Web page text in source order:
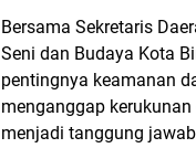
Bersama Sekretaris
Seni dan Budaya Kota
pentingnya keamanan
menganggap
menjadi tanggung